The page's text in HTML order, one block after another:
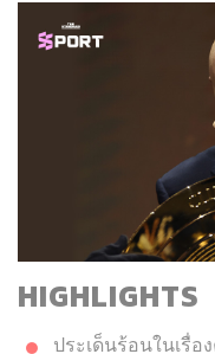
HIGHLIGHTS
ประเด็นร้อนในเรื่